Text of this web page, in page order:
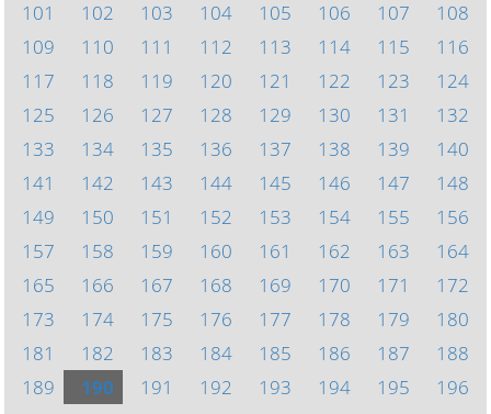
101
102 103 104 105 106 107
108
109
110 111 112 113 114 115
116
117
118 119 120 121 122 123
124
125
126 127 128 129 130 131
132
133
134 135 136 137 138 139
140
141
142 143 144 145 146 147
148
149
150 151 152 153 154 155
156
157
158 159 160 161 162 163
164
165
166 167 168 169 170 171
172
173
174 175 176 177 178 179
180
181
182 183 184 185 186 187
188
189
190 191 192 193 194 195
196